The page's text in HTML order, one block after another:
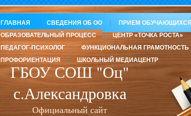
ГБОУ СОШ "Оц"
с.Александровка
Официальный сайт
ГЛАВНАЯ СВЕДЕНИЯ ОБ ОО ПРИЕМ ОБУЧАЮЩИХСЯ
ОБРАЗОВАТЕЛЬНЫЙ ПРОЦЕСС
ЦЕНТР «ТОЧКА РОСТА»
ПЕДАГОГ-ПСИХОЛОГ
ФУНКЦИОНАЛЬНАЯ ГРАМОТНОСТЬ
ПРОФОРИЕНТАЦИЯ
ШКОЛЬНЫЙ МЕДИАЦЕНТР